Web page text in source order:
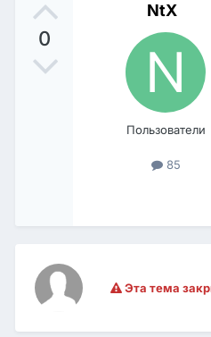
0
NtX
Пользователи
85
Эта тема